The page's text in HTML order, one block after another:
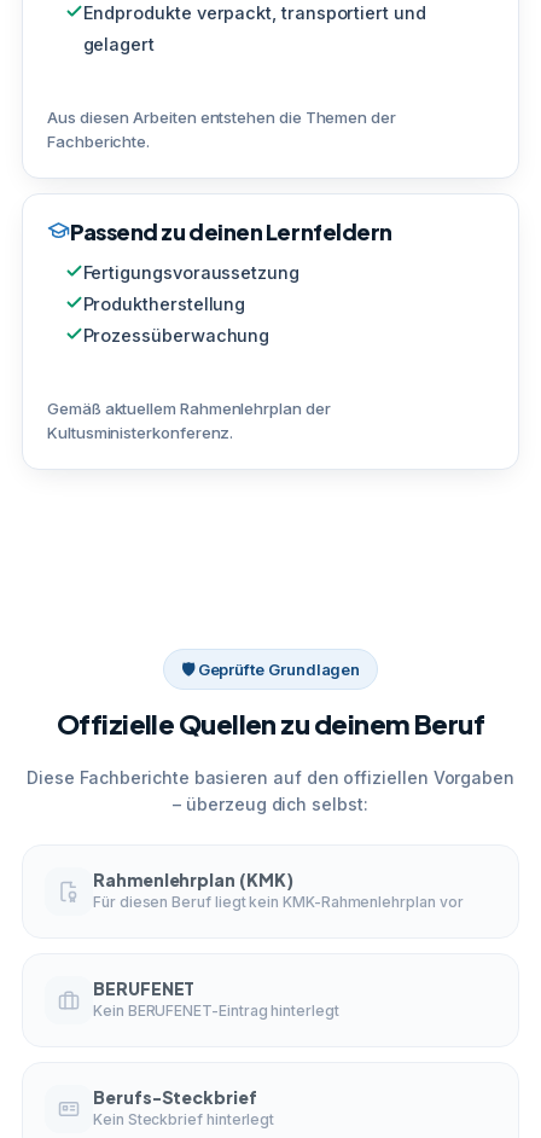
Endprodukte verpackt, transportiert und
gelagert
Aus diesen Arbeiten entstehen die Themen der
Fachberichte.
Passend zu deinen Lernfeldern
Fertigungsvoraussetzung
Produktherstellung
Prozessüberwachung
Gemäß aktuellem Rahmenlehrplan der
Kultusministerkonferenz.
🛡 Geprüfte Grundlagen
Offizielle Quellen zu deinem Beruf
Diese Fachberichte basieren auf den offiziellen Vorgaben
– überzeug dich selbst:
Rahmenlehrplan (KMK)
Für diesen Beruf liegt kein KMK-Rahmenlehrplan vor
BERUFENET
Kein BERUFENET-Eintrag hinterlegt
Berufs-Steckbrief
Kein Steckbrief hinterlegt